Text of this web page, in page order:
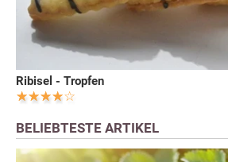
Ribisel - Tropfen
BELIEBTESTE ARTIKEL